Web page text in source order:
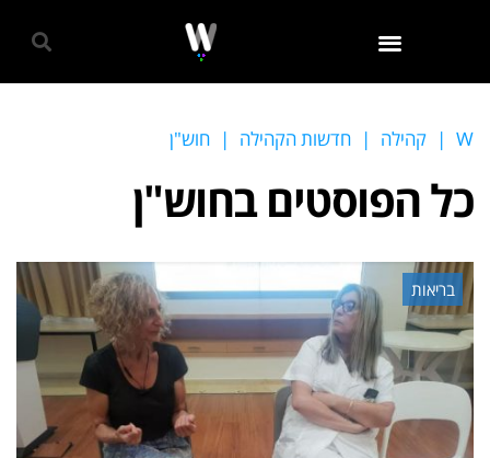
W
| קהילה | חדשות הקהילה | חוש"ן
כל הפוסטים בחוש"ן
בריאות